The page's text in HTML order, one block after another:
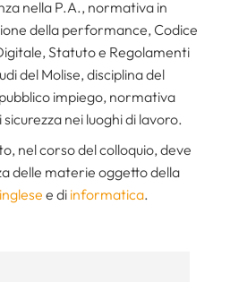
nella P.A., normativa in
della performance, Codice
Statuto e Regolamenti
del Molise, disciplina del
impiego, normativa
nei luoghi di lavoro.
nel corso del colloquio, deve
delle materie oggetto della
e di informatica.